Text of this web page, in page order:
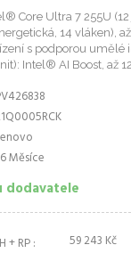
Core Ultra 7 255U
14 vláken),
s podporou umělé
Intel® AI Boost, až 12
Měsíce
dodavatele
+ RP 59 243 Kč